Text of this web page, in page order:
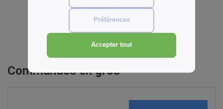
Commandes en gros
Préférences
Accepter tout